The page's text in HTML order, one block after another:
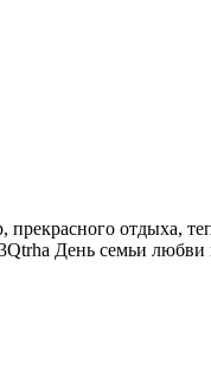
отдыха,
День семьи